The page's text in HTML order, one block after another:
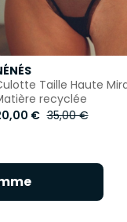
Taille Haute
recyclée
€ 35,00 €